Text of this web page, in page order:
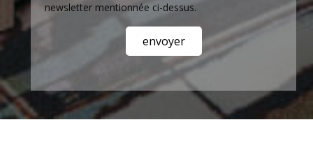
newsletter mentionnée ci-dessus.